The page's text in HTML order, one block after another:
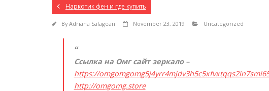
Наркотик фен и где купить
ByAdriana Salagean November 23, 2019 Uncategorized
Ссылка на Омг сайт зеркало–
https://
http://omgomg.store